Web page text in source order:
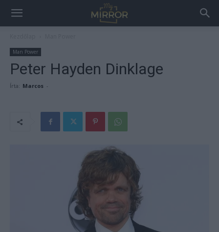
Man Power
Peter Hayden Dinklage
Írta: Marcos -